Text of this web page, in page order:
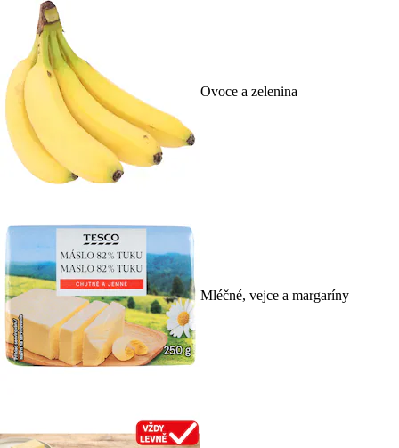
Ovoce a zelenina
Mléčné, vejce a margaríny